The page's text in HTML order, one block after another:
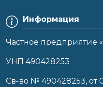
Информация
Частное предприятие
УНП 490428253
Cв-во № 490428253, от